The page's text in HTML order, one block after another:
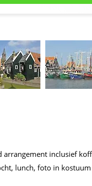
arrangement inclusief
lunch, foto in kostuum